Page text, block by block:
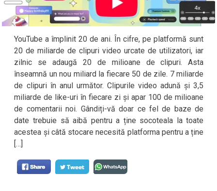
YouTube a împlinit 20 de ani. În cifre, pe platformă sunt
20 de miliarde de clipuri video urcate de utilizatori, iar
zilnic se adaugă 20 de milioane de clipuri. Asta
înseamnă un nou miliard la fiecare 50 de zile. 7 miliarde
de clipuri în anul următor. Clipurile video adună și 3,5
miliarde de like-uri în fiecare zi și apar 100 de milioane
de comentarii noi. Gândiți-vă doar ce fel de baze de
date trebuie să aibă pentru a ține socoteala la toate
acestea și câtă stocare necesită platforma pentru a ține
[…]